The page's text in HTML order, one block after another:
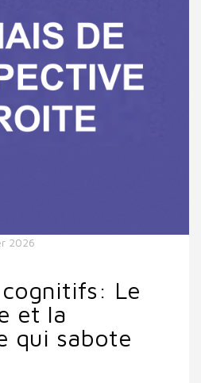
2026
Le
et la
qui sabote